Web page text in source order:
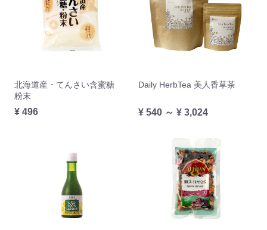
北海道産・てんさい含蜜糖
粉末
¥ 496
Daily HerbTea 美人香草茶
¥ 540 ～ ¥ 3,024